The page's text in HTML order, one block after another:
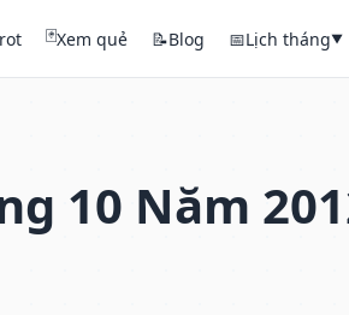
🃏Xem quẻ 📝Blog 📅Lịch tháng▼
10 Năm